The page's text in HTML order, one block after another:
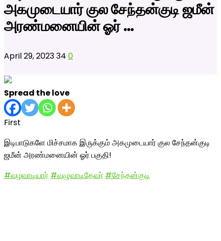
அகமுடையார் குல சேந்தன்குடி ஜமீன்
அரண்மனையின் ஓர் …
April 29, 202334 0
Spread the love
First
இடிபாடுகளே மிச்சமாக இருக்கும் அகமுடையார் குல சேந்தன்குடி
ஜமீன் அரண்மனையின் ஓர் பகுதி!
#வழவாடியார் #வழுவாடிதேவர் #சேந்தன்குடி